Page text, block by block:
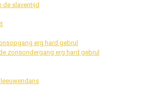
de slaventijd
erg hard gebrul
zonsondergang erg hard gebrul